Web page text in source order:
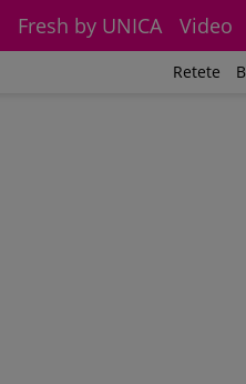
Fresh by UNICA Video
Retete